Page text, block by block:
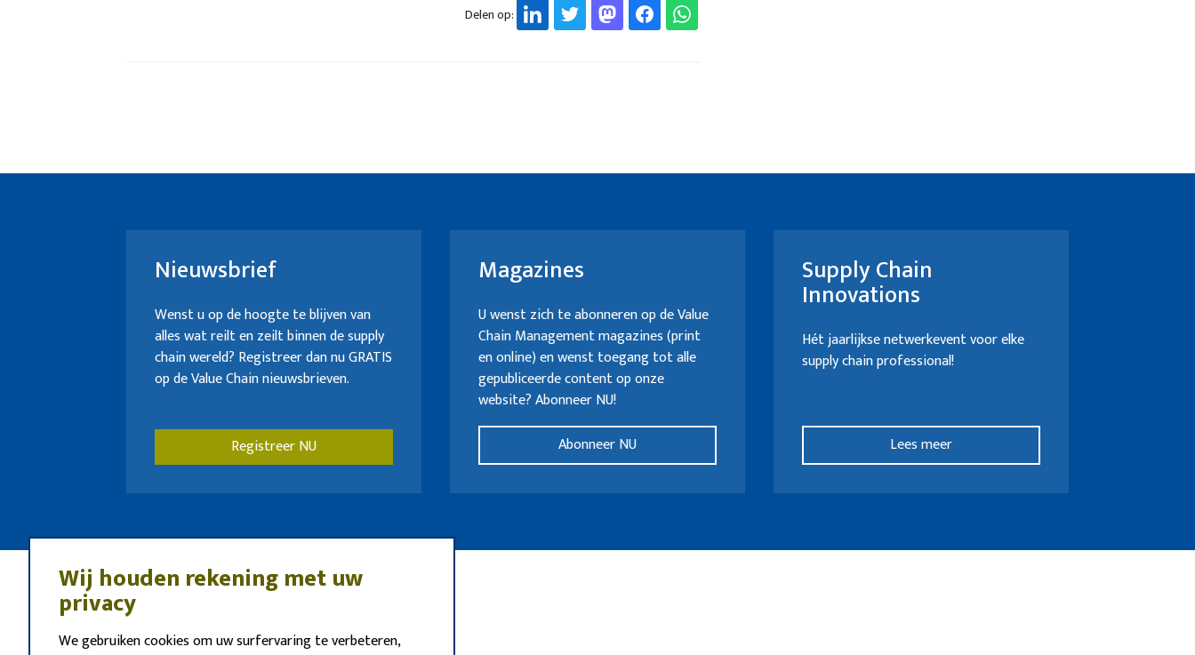
Delen op:
Nieuwsbrief
Wenst u op de hoogte te blijven van
alles wat reilt en zeilt binnen de supply
chain wereld? Registreer dan nu GRATIS
op de Value Chain nieuwsbrieven.
Registreer NU
Magazines
U wenst zich te abonneren op de Value
Chain Management magazines (print
en online) en wenst toegang tot alle
gepubliceerde content op onze
website? Abonneer NU!
Abonneer NU
Supply Chain
Innovations
Hét jaarlijkse netwerkevent voor elke
supply chain professional!
Lees meer
Wij houden rekening met uw
privacy
We gebruiken cookies om uw surfervaring te verbeteren,